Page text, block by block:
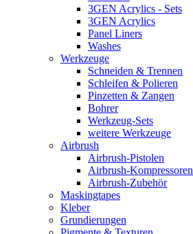
3GEN Acrylics - Sets
3GEN Acrylics
Panel Liners
Washes
Werkzeuge
Schneiden & Trennen
Schleifen & Polieren
Pinzetten & Zangen
Bohrer
Werkzeug-Sets
weitere Werkzeuge
Airbrush
Airbrush-Pistolen
Airbrush-Kompressoren
Airbrush-Zubehör
Maskingtapes
Kleber
Grundierungen